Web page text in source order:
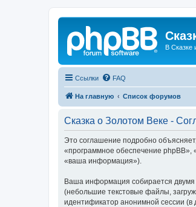
В Сказке
Ссылки FAQ
На главную Список форумов
Сказка о Золотом Веке -
Это соглашение подробно
«программное обеспечение phpBB»,
«ваша информация»).
Ваша информация собирается двумя
(небольшие текстовые файлы,
идентификатор анонимной сессии